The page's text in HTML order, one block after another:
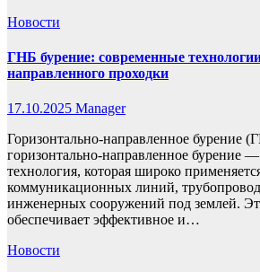
Новости
ГНБ бурение: современные
направленного проходки
17.10.2025 Manager
Горизонтально-направленное бурение
горизонтально-направленное бурение
технология, которая широко
коммуникационных линий,
инженерных сооружений под землей.
обеспечивает эффективное и…
Новости